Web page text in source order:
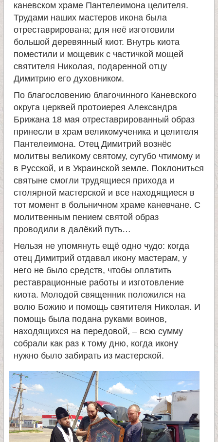
л
е
и
м
о
н
н
и
ц
ы
К
а
н
каневском храме Пантелеимона целителя.
Трудами наших мастеров икона была
отреставрирована; для неё изготовили
большой деревянный киот. Внутрь киота
поместили и мощевик с частичкой мощей
святителя Николая, подаренной отцу
Димитрию его духовником.
По благословению благочинного Каневского
округа церквей протоиерея Александра
Брижана 18 мая отреставрированный образ
принесли в храм великомученика и целителя
Пантелеимона. Отец Димитрий вознёс
молитвы великому святому, сугубо чтимому и
в Русской, и в Украинской земле. Поклониться
святыне смогли трудящиеся прихода и
столярной мастерской и все находящиеся в
тот момент в больничном храме каневчане. С
молитвенным пением святой образ
проводили в далёкий путь…
Нельзя не упомянуть ещё одно чудо: когда
отец Димитрий отдавал икону мастерам, у
него не было средств, чтобы оплатить
реставрационные работы и изготовление
киота. Молодой священник положился на
волю Божию и помощь святителя Николая. И
помощь была подана руками воинов,
находящихся на передовой, – всю сумму
собрали как раз к тому дню, когда икону
нужно было забирать из мастерской.